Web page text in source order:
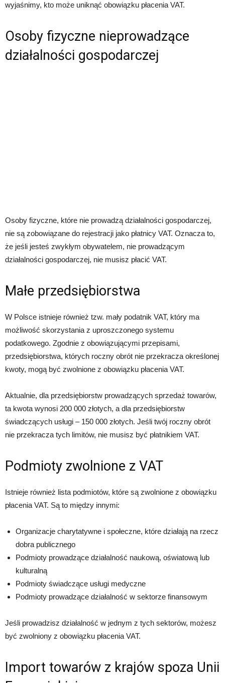
wyjaśnimy, kto może uniknąć obowiązku płacenia VAT.
Osoby fizyczne nieprowadzące
działalności gospodarczej
Osoby fizyczne, które nie prowadzą działalności gospodarczej,
nie są zobowiązane do rejestracji jako płatnicy VAT. Oznacza to,
że jeśli jesteś zwykłym obywatelem, nie prowadzącym
działalności gospodarczej, nie musisz płacić VAT.
Małe przedsiębiorstwa
W Polsce istnieje również tzw. mały podatnik VAT, który ma
możliwość skorzystania z uproszczonego systemu
podatkowego. Zgodnie z obowiązującymi przepisami,
przedsiębiorstwa, których roczny obrót nie przekracza określonej
kwoty, mogą być zwolnione z obowiązku płacenia VAT.
Aktualnie, dla przedsiębiorstw prowadzących sprzedaż towarów,
ta kwota wynosi 200 000 złotych, a dla przedsiębiorstw
świadczących usługi – 150 000 złotych. Jeśli twój roczny obrót
nie przekracza tych limitów, nie musisz być płatnikiem VAT.
Podmioty zwolnione z VAT
Istnieje również lista podmiotów, które są zwolnione z obowiązku
płacenia VAT. Są to między innymi:
Organizacje charytatywne i społeczne, które działają na rzecz
dobra publicznego
Podmioty prowadzące działalność naukową, oświatową lub
kulturalną
Podmioty świadczące usługi medyczne
Podmioty prowadzące działalność w sektorze finansowym
Jeśli prowadzisz działalność w jednym z tych sektorów, możesz
być zwolniony z obowiązku płacenia VAT.
Import towarów z krajów spoza Unii